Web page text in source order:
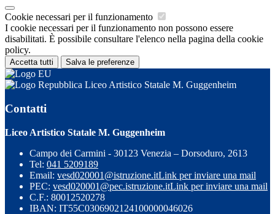
Cookie necessari per il funzionamento
I cookie necessari per il funzionamento non possono essere
disabilitati. È possibile consultare l'elenco nella pagina della cookie
policy.
Accetta tutti Salva le preferenze
Liceo Artistico Statale M. Guggenheim
Contatti
Liceo Artistico Statale M. Guggenheim
Campo dei Carmini - 30123 Venezia – Dorsoduro, 2613
Tel: 041 5209189
Email: vesd020001@istruzione.itLink per inviare una mail
PEC: vesd020001@pec.istruzione.itLink per inviare una mail
C.F.: 80012520278
IBAN: IT55C0306902124100000046026